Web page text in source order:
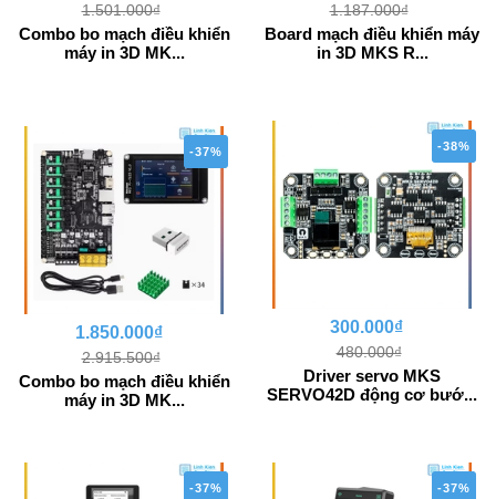
1.501.000₫
Combo bo mạch điều khiển
máy in 3D MK...
1.187.000₫
Board mạch điều khiển máy
in 3D MKS R...
-37%
1.850.000₫
2.915.500₫
Combo bo mạch điều khiển
máy in 3D MK...
-38%
300.000₫
480.000₫
Driver servo MKS
SERVO42D động cơ bướ...
-37% -37%